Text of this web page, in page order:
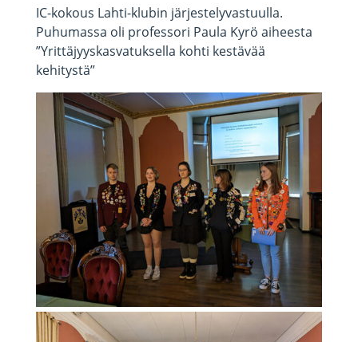
IC-kokous Lahti-klubin järjestelyvastuulla.
Puhumassa oli professori Paula Kyrö aiheesta
”Yrittäjyyskasvatuksella kohti kestävää
kehitystä”